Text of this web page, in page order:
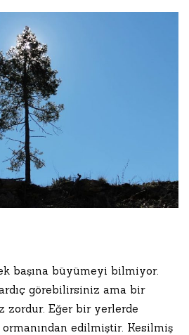
başına büyümeyi bilmiyor.
görebilirsiniz ama bir
zordur. Eğer bir yerlerde
ormanından edilmiştir. Kesilmiş